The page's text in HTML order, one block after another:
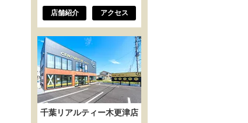
店舗紹介 アクセス
千葉リアルティー木更津店